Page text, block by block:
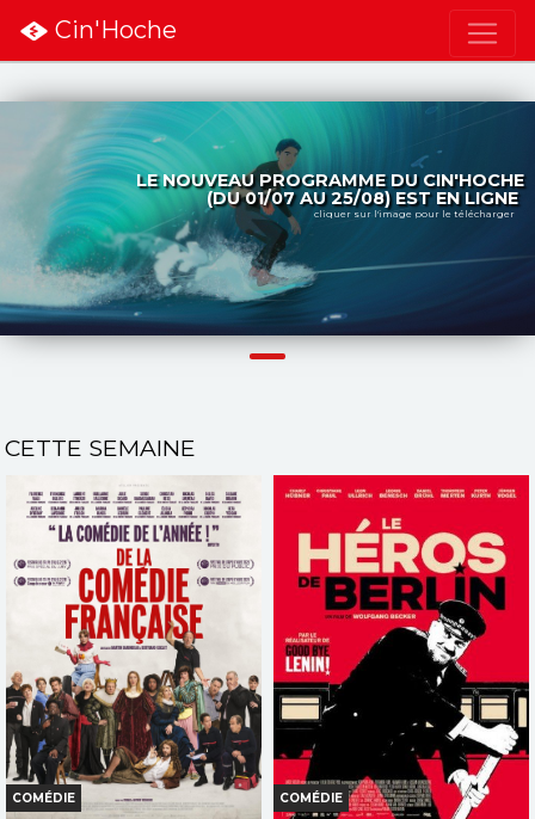
Cin'Hoche
LE NOUVEAU PROGRAMME DU CIN'HOCHE
(DU 01/07 AU 25/08) EST EN LIGNE
cliquer sur l'image pour le télécharger
CETTE SEMAINE
COMÉDIE COMÉDIE